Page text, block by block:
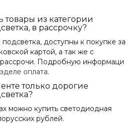
товары из категории
в рассрочку?
доступны к покупке за
картой, а так же с
рассрочи. Подробную информаци
оплата.
только дорогие
можно купить светодиодная
рублей.